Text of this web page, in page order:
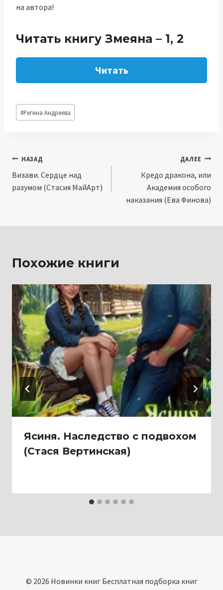
на автора!
Читать книгу Змеяна – 1, 2
Читать
Метки
записи:
#Регина Андреева
Навигация
по
НАЗАД
Визави. Сердце над
разумом (Стасия МайАрт)
ДАЛЕЕ
Кредо дракона, или
Академия особого
наказания (Ева Финова)
Похожие книги
Ясиня. Наследство с подвохом
(Стася Вертинская)
© 2026 Новинки книг Бесплатная подборка книг